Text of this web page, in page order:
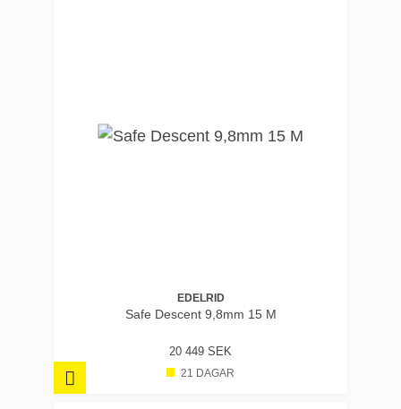
EDELRID
Safe Descent 9,8mm 15 M
20 449 SEK
21 DAGAR